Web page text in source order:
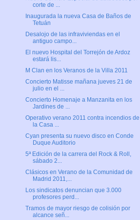
corte de ...
Inaugurada la nueva Casa de Baños de
Tetuán
Desalojo de las infraviviendas en el
antiguo campo...
El nuevo Hospital del Torrejón de Ardoz
estará lis...
M Clan en los Veranos de la Villa 2011
Concierto Matisse mañana jueves 21 de
julio en el ...
Concierto Homenaje a Manzanita en los
Jardines de ...
Operativo verano 2011 contra incendios de
la Casa ...
Cyan presenta su nuevo disco en Conde
Duque Auditorio
5ª Edición de la carrera del Rock & Roll,
sábado 2...
Clásicos en Verano de la Comunidad de
Madrid 2011,...
Los sindicatos denuncian que 3.000
profesores perd...
Tramos de mayor riesgo de colisión por
alcance señ...